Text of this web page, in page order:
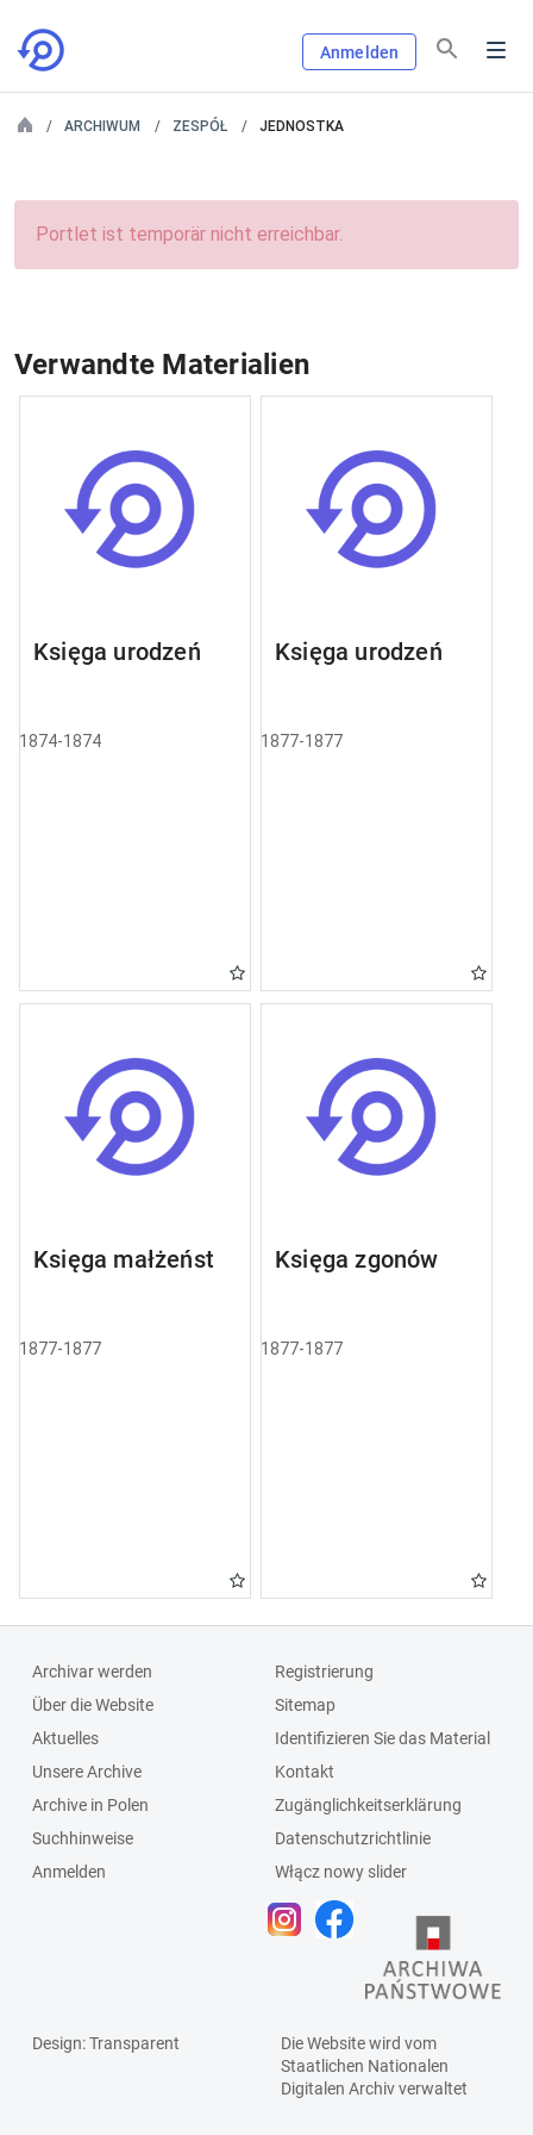
Anmelden
ARCHIWUM ZESPÓŁ JEDNOSTKA
Portlet ist temporär nicht erreichbar.
Verwandte Materialien
Księga urodzeń
1874-1874
Księga urodzeń
1877-1877
Księga małżeństw
1877-1877
Księga zgonów
1877-1877
Archivar werden
Über die Website
Aktuelles
Unsere Archive
Archive in Polen
Suchhinweise
Anmelden
Registrierung
Sitemap
Identifizieren Sie das Material
Kontakt
Zugänglichkeitserklärung
Datenschutzrichtlinie
Włącz nowy slider
Design: Transparent
Die Website wird vom
Staatlichen Nationalen
Digitalen Archivverwaltet